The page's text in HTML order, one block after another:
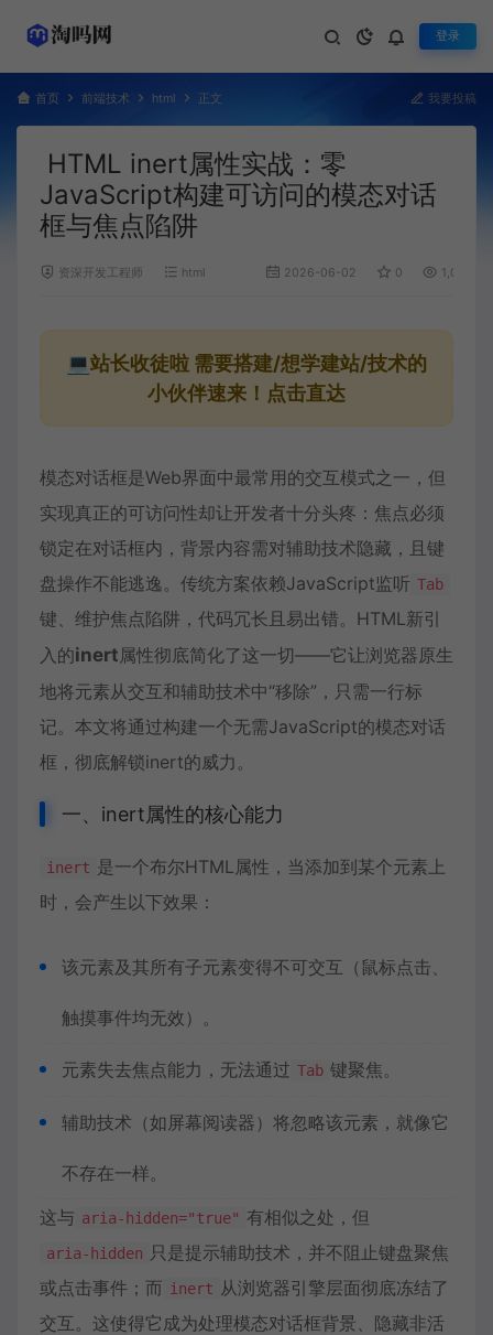
登录
首页 前端技术 html 正文 我要投稿
HTML inert属性实战：零
JavaScript构建可访问的模态对话
框与焦点陷阱
资深开发工程师 html 2026-06-02 0 1,007
💻站长收徒啦 需要搭建/想学建站/技术的
小伙伴速来！点击直达
模态对话框是Web界面中最常用的交互模式之一，但
实现真正的可访问性却让开发者十分头疼：焦点必须
锁定在对话框内，背景内容需对辅助技术隐藏，且键
盘操作不能逃逸。传统方案依赖JavaScript监听 Tab
键、维护焦点陷阱，代码冗长且易出错。HTML新引
入的inert属性彻底简化了这一切——它让浏览器原生
地将元素从交互和辅助技术中“移除”，只需一行标
记。本文将通过构建一个无需JavaScript的模态对话
框，彻底解锁inert的威力。
一、inert属性的核心能力
inert 是一个布尔HTML属性，当添加到某个元素上
时，会产生以下效果：
该元素及其所有子元素变得不可交互（鼠标点击、
触摸事件均无效）。
元素失去焦点能力，无法通过 Tab 键聚焦。
辅助技术（如屏幕阅读器）将忽略该元素，就像它
不存在一样。
这与 aria-hidden="true" 有相似之处，但
aria-hidden 只是提示辅助技术，并不阻止键盘聚焦
或点击事件；而 inert 从浏览器引擎层面彻底冻结了
交互。这使得它成为处理模态对话框背景、隐藏非活